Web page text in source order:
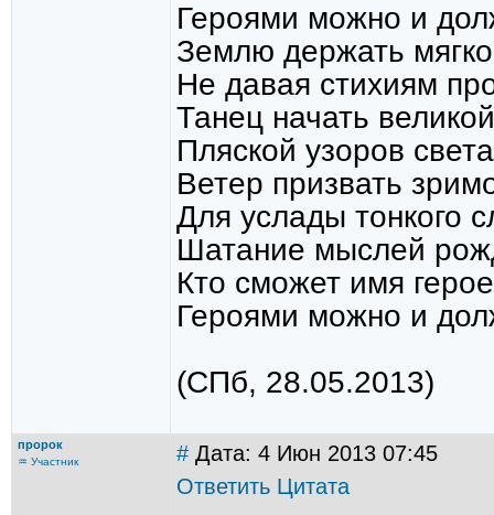
Героями можно и
Землю держать
Не давая стихиям
Танец начать
Пляской узоров
Ветер призвать
Для услады тонкого
Шатание мыслей
Кто сможет имя
Героями можно и
(СПб, 28.05.2013)
пророк
♒ Участник # Дата: 4 Июн 2013 07:45
Ответить Цитата